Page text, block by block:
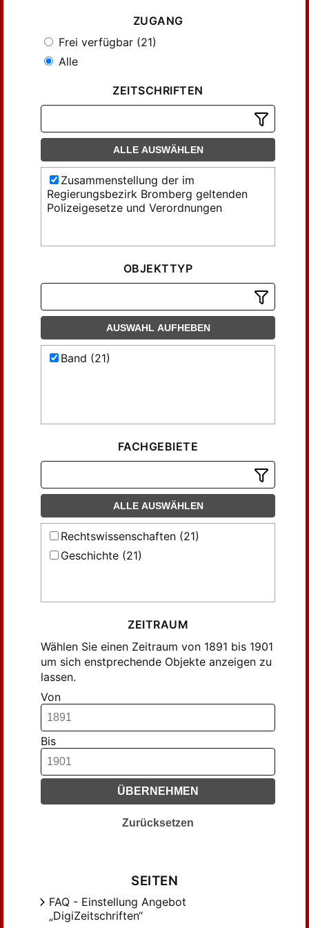
ZUGANG
Frei verfügbar (21)
Alle
ZEITSCHRIFTEN
ALLE AUSWÄHLEN
Zusammenstellung der im
Regierungsbezirk Bromberg geltenden
Polizeigesetze und Verordnungen
OBJEKTTYP
AUSWAHL AUFHEBEN
Band (21)
FACHGEBIETE
ALLE AUSWÄHLEN
Rechtswissenschaften (21)
Geschichte (21)
ZEITRAUM
Wählen Sie einen Zeitraum von 1891 bis 1901
um sich enstprechende Objekte anzeigen zu
lassen.
Von
Bis
ÜBERNEHMEN
Zurücksetzen
SEITEN
FAQ - Einstellung Angebot
„DigiZeitschriften“